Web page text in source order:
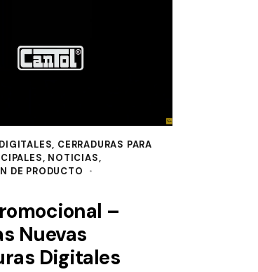
, CERRADURAS PARA
, NOTICIAS,
DE PRODUCTO
–
Nuevas
Digitales